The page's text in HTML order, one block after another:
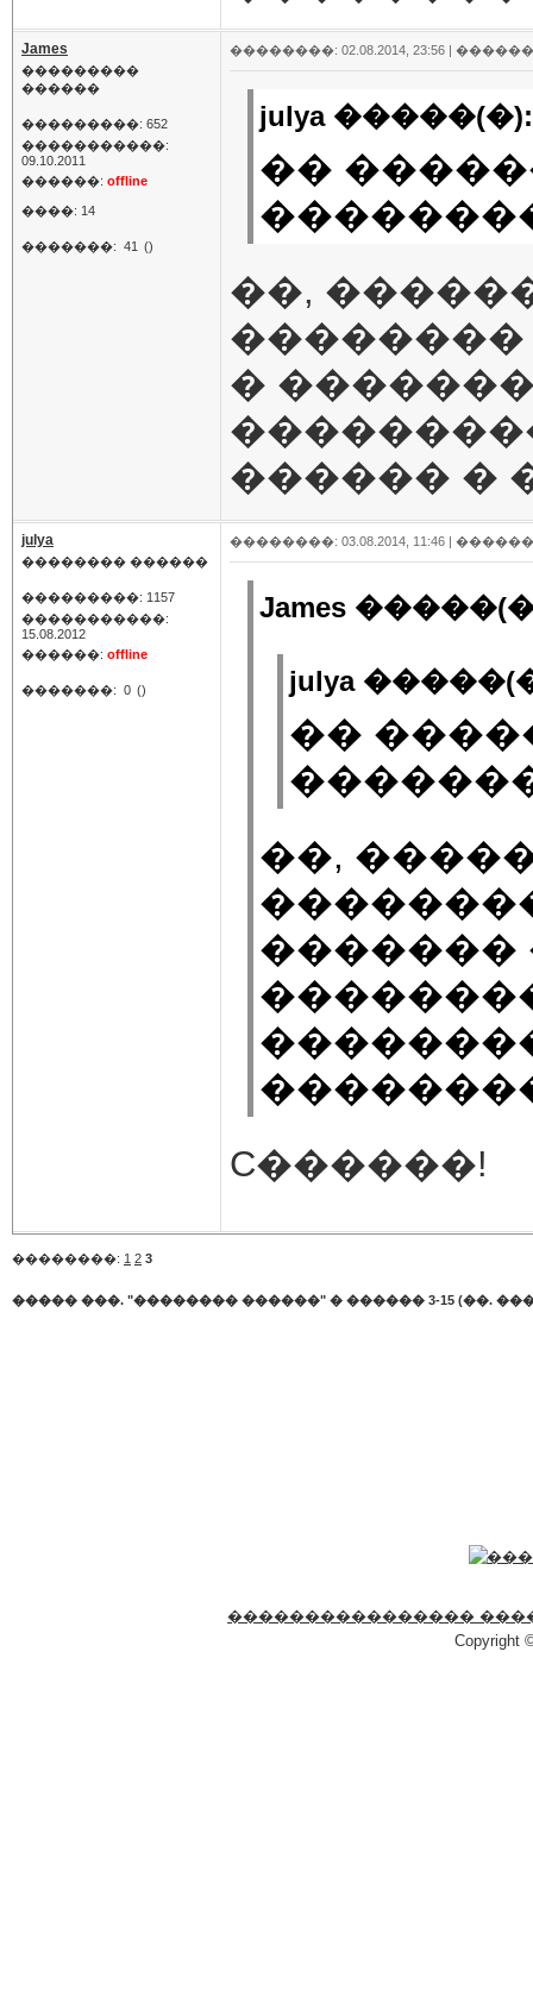
James
���������
������
���������: 652
�����������:
09.10.2011
������: offline
����: 14
�������: 41 ()
��������: 02.08.2014, 23:56 |
julya �����(�):
��
��,
�
������ �
julya
�������� ������
���������: 1157
�����������:
15.08.2012
������: offline
�������: 0 ()
��������: 03.08.2014, 11:46 |
James
julya
��
��,
�������
C������!
��������: 1 2 3
����� ���. "�������� ������" � ������ 3-15 (��.
����������������
Copyright